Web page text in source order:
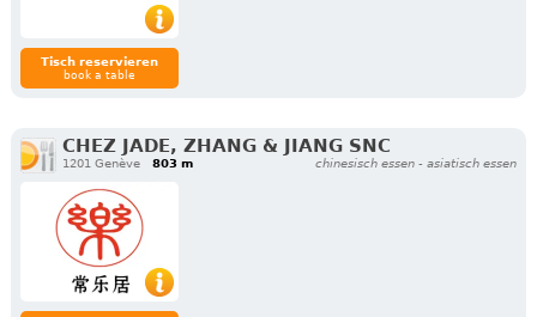
Tisch reservieren
book a table
CHEZ JADE, ZHANG & JIANG SNC
1201 Genève 803 m chinesisch essen - asiatisch essen